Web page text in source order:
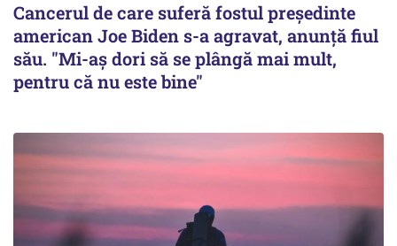
Cancerul de care suferă fostul preşedinte
american Joe Biden s-a agravat, anunță fiul
său. "Mi-aș dori să se plângă mai mult,
pentru că nu este bine"